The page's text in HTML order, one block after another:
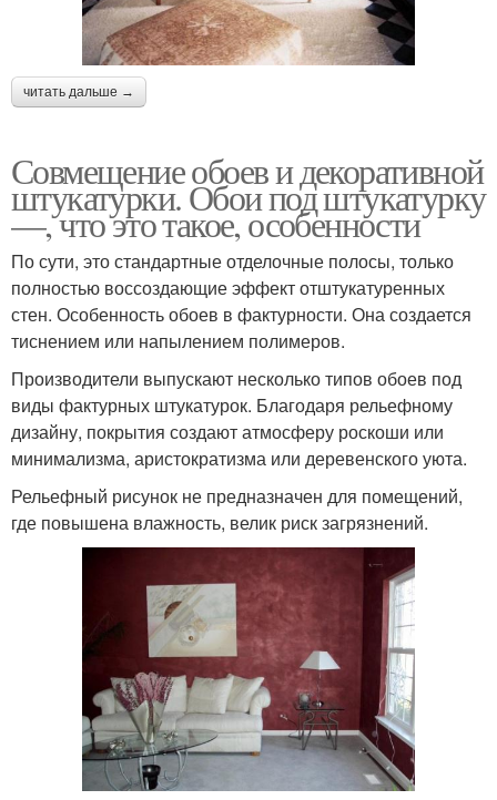
читать дальше →
Совмещение обоев и декоративной
штукатурки. Обои под штукатурку
—, что это такое, особенности
По сути, это стандартные отделочные полосы, только
полностью воссоздающие эффект отштукатуренных
стен. Особенность обоев в фактурности. Она создается
тиснением или напылением полимеров.
Производители выпускают несколько типов обоев под
виды фактурных штукатурок. Благодаря рельефному
дизайну, покрытия создают атмосферу роскоши или
минимализма, аристократизма или деревенского уюта.
Рельефный рисунок не предназначен для помещений,
где повышена влажность, велик риск загрязнений.